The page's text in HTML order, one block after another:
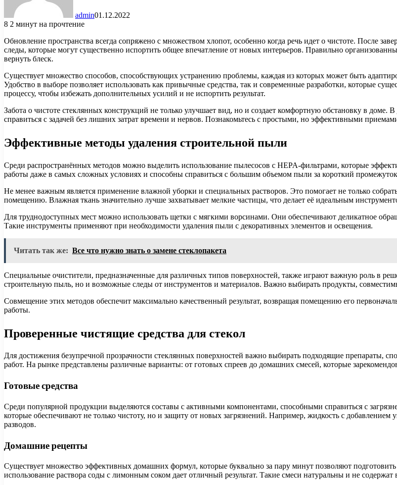
admin01.12.2022
8 2 минут на прочтение
Обновление пространства всегда сопряжено с множеством хлопот, особенно когда речь идет о чистоте. После
следы, которые могут существенно испортить общее впечатление от новых интерьеров. Правильно
вернуть блеск.
Существует множество способов, способствующих устранению проблемы, каждая из которых может быть
Удобство в выборе позволяет использовать как привычные средства, так и современные разработки, которые
процессу, чтобы избежать дополнительных усилий и не испортить результат.
Забота о чистоте стеклянных конструкций не только улучшает вид, но и создает комфортную обстановку в доме.
справиться с задачей без лишних затрат времени и нервов. Познакомьтесь с простыми, но эффективными
Эффективные методы удаления строительной пыли
Среди распространённых методов можно выделить использование пылесосов с HEPA-фильтрами, которые
работы даже в самых сложных условиях и способны справиться с большим объемом пыли за короткий
Не менее важным является применение влажной уборки и специальных растворов. Это помогает не только
помещению. Влажная ткань значительно лучше захватывает мелкие частицы, что делает её идеальным
Для труднодоступных мест можно использовать щетки с мягкими ворсинами. Они обеспечивают деликатное
Такие инструменты применяют при необходимости удаления пыли с декоративных элементов и освещения.
Читать так же: Все что нужно знать о замене стеклопакета
Специальные очистители, предназначенные для различных типов поверхностей, также играют важную роль в
строительную пыль, но и возможные следы от инструментов и материалов. Важно выбирать продукты,
Совмещение этих методов обеспечит максимально качественный результат, возвращая помещению его
работы.
Проверенные чистящие средства для стекол
Для достижения безупречной прозрачности стеклянных поверхностей важно выбирать подходящие препараты,
работ. На рынке представлены различные варианты: от готовых спреев до домашних смесей, которые
Готовые средства
Среди популярной продукции выделяются составы с активными компонентами, способными справиться с
которые обеспечивают не только чистоту, но и защиту от новых загрязнений. Например, жидкость с
разводов.
Домашние рецепты
Существует множество эффективных домашних формул, которые буквально за пару минут позволяют
использование раствора соды с лимонным соком дает отличный результат. Такие смеси натуральны и не